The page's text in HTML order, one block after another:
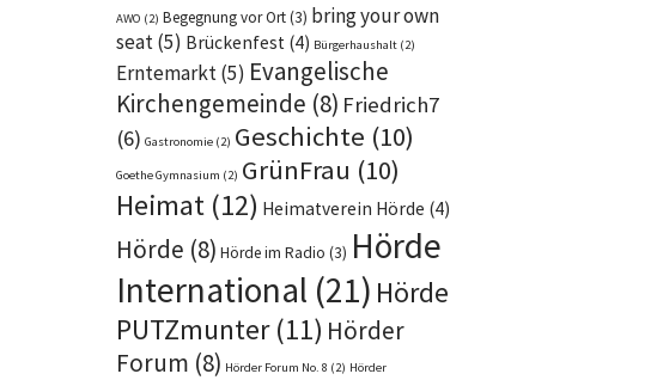
AWO (2) Begegnung vor Ort(3) bring your own
seat(5) Brückenfest (4) Bürgerhaushalt (2)
Erntemarkt(5) Evangelische
Kirchengemeinde (8) Friedrich7
(6) Gastronomie (2) Geschichte (10)
Goethe Gymnasium (2) GrünFrau (10)
Heimat (12) Heimatverein Hörde (4)
Hörde (8) Hörde im Radio (3) Hörde
International (21) Hörde
PUTZmunter(11) Hörder
Forum (8) Hörder Forum No. 8 (2) Hörder